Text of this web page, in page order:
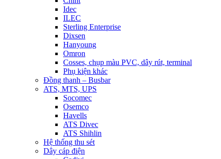
Idec
ILEC
Sterling Enterprise
Dixsen
Hanyoung
Omron
Cosses, chụp màu PVC, dây rút, terminal
Phụ kiện khác
Đồng thanh – Busbar
ATS, MTS, UPS
Socomec
Osemco
Havells
ATS Divec
ATS Shihlin
Hệ thống thu sét
Dây cáp điện